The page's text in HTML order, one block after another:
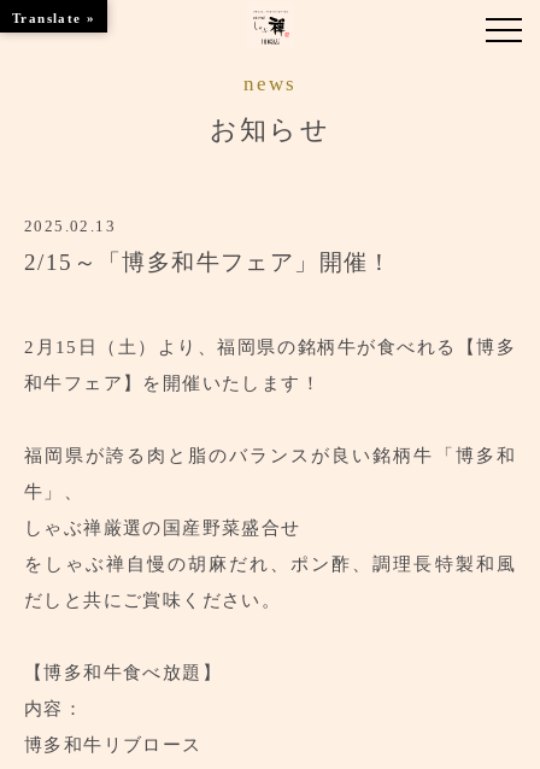
ご優待
news
お知らせ
2025.02.13
2/15～「博多和牛フェア」開催！
2月15日（土）より、福岡県の銘柄牛が食べれる【博多
和牛フェア】を開催いたします！
福岡県が誇る肉と脂のバランスが良い銘柄牛「博多和
牛」、
しゃぶ禅厳選の国産野菜盛合せ
をしゃぶ禅自慢の胡麻だれ、ポン酢、調理長特製和風
だしと共にご賞味ください。
【博多和牛食べ放題】
内容：
博多和牛リブロース
Translate »